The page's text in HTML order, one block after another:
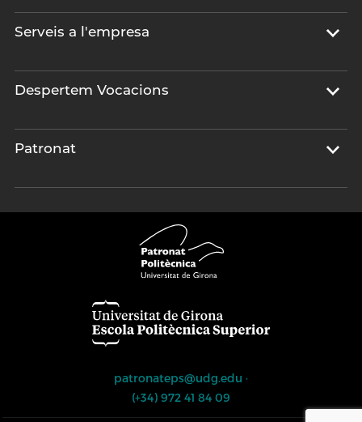
Serveis a l'empresa
Despertem Vocacions
Patronat
patronateps@udg.edu ·
(+34) 972 41 84 09